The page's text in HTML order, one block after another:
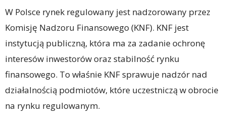
W Polsce rynek regulowany jest nadzorowany przez
Komisję Nadzoru Finansowego (KNF). KNF jest
instytucją publiczną, która ma za zadanie ochronę
interesów inwestorów oraz stabilność rynku
finansowego. To właśnie KNF sprawuje nadzór nad
działalnością podmiotów, które uczestniczą w obrocie
na rynku regulowanym.